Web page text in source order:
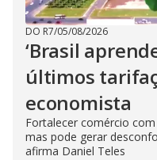
DO R7/05/08/2026
‘Brasil
últimos
economista
Fortalecer comércio
mas pode gerar
afirma Daniel Teles